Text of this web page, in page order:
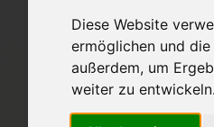
Diese Website
ermöglichen und die
außerdem, um
weiter zu entwickeln.
ich